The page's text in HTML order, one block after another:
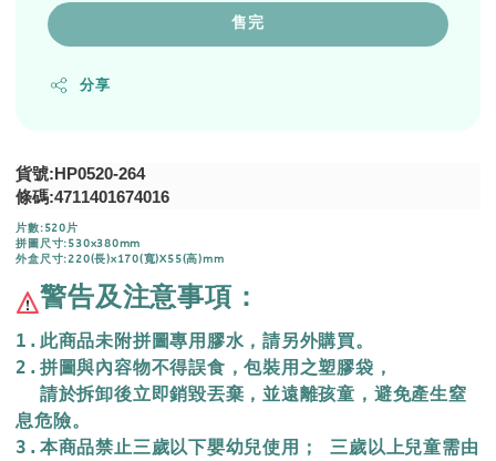
售完
分享
貨號:HP0520-264
條碼:4711401674016
片數:520片
拼圖尺寸:530x380mm
外盒尺寸:220(長)x170(寬)X55(高)mm
警告及注意事項：
1.此商品未附拼圖專用膠水，請另外購買。
2.拼圖與內容物不得誤食，包裝用之塑膠袋，
  請於拆卸後立即銷毀丟棄，
並遠離孩童，避免產生窒
息危險。
3.本商品禁止三歲以下嬰幼兒使用； 三歲以上兒童需由